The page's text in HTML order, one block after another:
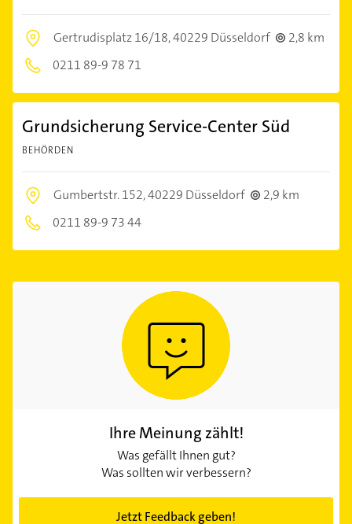
Gertrudisplatz 16/18,40229 Düsseldorf
2,8 km
0211 89-9 78 71
Grundsicherung Service-Center Süd
BEHÖRDEN
Gumbertstr. 152,40229 Düsseldorf
2,9 km
0211 89-9 73 44
Ihre Meinung zählt!
Was gefällt Ihnen gut?
Was sollten wir verbessern?
Jetzt Feedback geben!